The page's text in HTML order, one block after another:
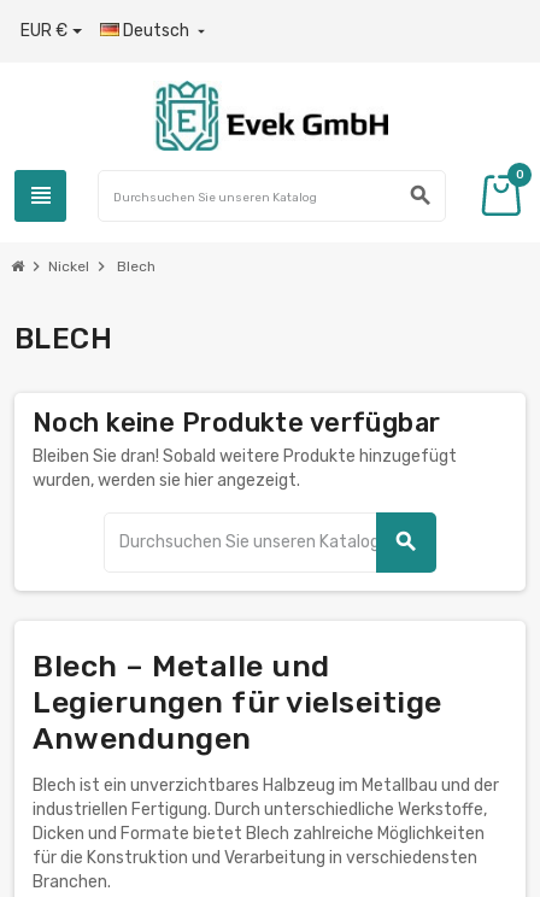
EUR € Deutsch 
view_headline search
0
chevron_right Nickel chevron_right Blech
BLECH
Noch keine Produkte verfügbar
Bleiben Sie dran! Sobald weitere Produkte hinzugefügt
wurden, werden sie hier angezeigt.
search
Blech – Metalle und
Legierungen für vielseitige
Anwendungen
Blech ist ein unverzichtbares Halbzeug im Metallbau und der
industriellen Fertigung. Durch unterschiedliche Werkstoffe,
Dicken und Formate bietet Blech zahlreiche Möglichkeiten
für die Konstruktion und Verarbeitung in verschiedensten
Branchen.